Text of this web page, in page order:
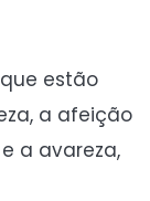
estão
a afeição
a avareza,